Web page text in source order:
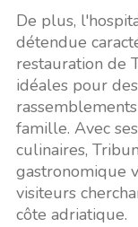
De plus,
détendue
restauration de
idéales pour
famille. Avec
culinaires,
gastronomique
visiteurs
côte adriatique.